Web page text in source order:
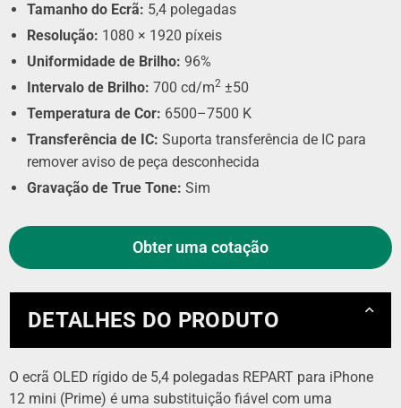
Tamanho do Ecrã: 5,4 polegadas
Resolução: 1080 × 1920 píxeis
Uniformidade de Brilho: 96%
Intervalo de Brilho: 700 cd/m2 ±50
Temperatura de Cor: 6500–7500 K
Transferência de IC: Suporta transferência de IC para
remover aviso de peça desconhecida
Gravação de True Tone: Sim
Obter uma cotação
DETALHES DO PRODUTO
O ecrã OLED rígido de 5,4 polegadas REPART para iPhone
12 mini (Prime) é uma substituição fiável com uma